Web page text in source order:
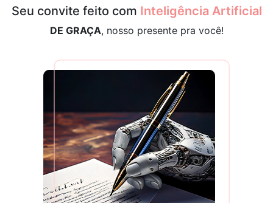
Seu convite feito com Inteligência Artificial
DE GRAÇA, nosso presente pra você!